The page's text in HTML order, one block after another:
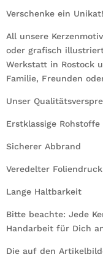
Verschenke ein Unikat!
All unsere
oder grafisch
Werkstatt in Rostock
Familie, Freunden
Unser
Erstklassige Rohstoffe
Sicherer Abbrand
Veredelter Foliendruck
Lange Haltbarkeit
Bitte beachte: Jede
Handarbeit für Dich
Die auf den